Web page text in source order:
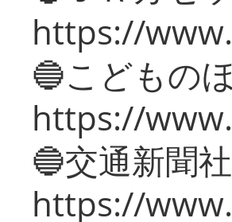
https://
🔵こどもの
https://
🔵交通新聞
https://